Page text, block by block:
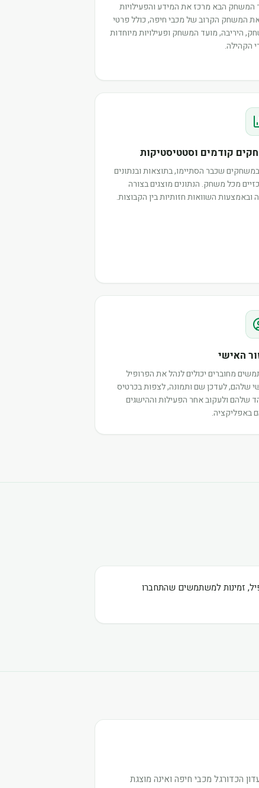
המשחק הבא מרכז את המידע והפעילויות
המשחק הקרוב של מכבי חיפה, כולל פרטי
היריבה, מועד המשחק ופעילויות מיוחדות
הקהילה.
קודמים וסטטיסטיקות
שכבר הסתיימו, בתוצאות ובנתונים
מכל משחק. הנתונים מוצגים בצורה
ובאמצעות השוואות חזותיות בין הקבוצות.
האישי
מחוברים יכולים לנהל את הפרופיל
שלהם, לעדכן שם ותמונה, לצפות בכרטיס
שלהם ולעקוב אחר הפעילות וההישגים
באפליקציה.
זמינות למשתמשים שהתחברו
הכדורגל מכבי חיפה ואינה מוצגת